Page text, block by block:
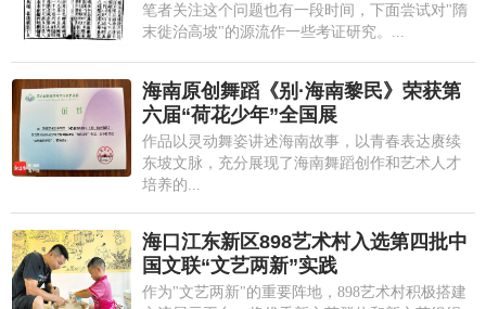
笔者关注这个问题也有一段时间，下面尝试对"隋
末徙治高坡"的源流作一些考证研究。...
海南原创舞蹈《别·海南黎民》荣获第
六届“荷花少年”全国展
作品以灵动舞姿讲述海南故事，以青春表达赓续
东坡文脉，充分展现了海南舞蹈创作和艺术人才
培养的...
海口江东新区898艺术村入选第四批中
国文联“文艺两新”实践
作为"文艺两新"的重要阵地，898艺术村积极搭建